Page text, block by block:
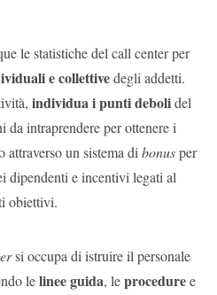
le statistiche del call center per
e collettivedegli addetti.
individua i punti debolidel
da intraprendere per ottenere i
attraverso un sistema dibonusper
dipendenti e incentivi legati al
obiettivi.
si occupa di istruire il personale
lelinee guida, leproceduree